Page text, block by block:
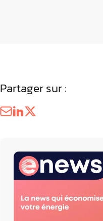
Partager sur :